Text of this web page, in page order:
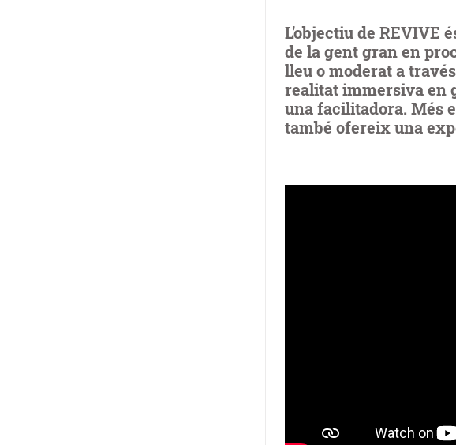
L'objectiu de REVIVE
de la gent gran en
lleu o moderat a
realitat immersiva en
una facilitadora. Més
també ofereix una